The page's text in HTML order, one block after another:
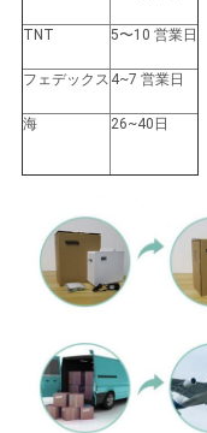
TNT 5〜10 営業日
フェデックス 4~7 営業日
海 26~40日